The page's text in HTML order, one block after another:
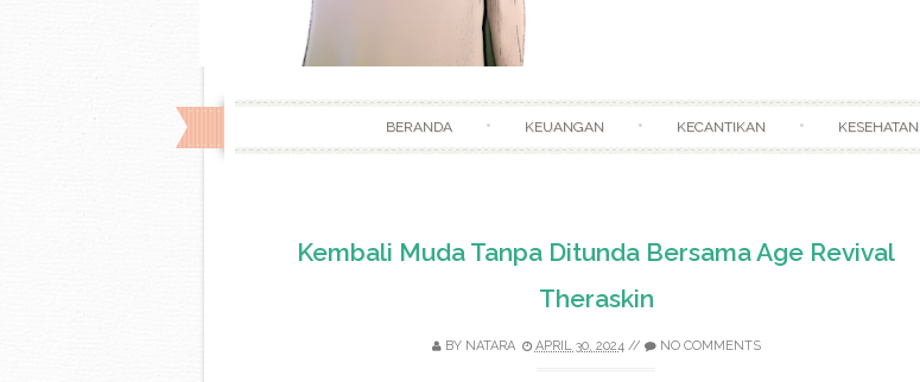
BERANDA KEUANGAN KECANTIKAN KESEHATAN
Kembali Muda Tanpa Ditunda Bersama Age Revival
Theraskin
BY NATARA APRIL 30, 2024// NO COMMENTS